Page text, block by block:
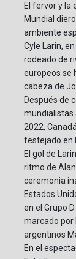
El fervor y la
Mundial
ambiente
Cyle Larin,
rodeado de
europeos se
cabeza de
Después de
mundialistas
2022,
festejado en
El gol de
ritmo de
ceremonia
Estados
en el Grupo
marcado por
argentinos
En el